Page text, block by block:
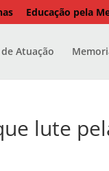
Educação pela
Atuação
lute